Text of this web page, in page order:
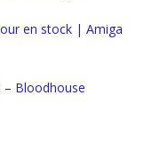
en stock | Amiga
– Bloodhouse